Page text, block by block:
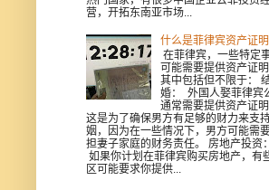
营，开拓东南亚市场...
什么是菲律宾资产证明
在菲律宾，一些特定
可能需要提供资产证明
其中包括但不限于：
婚： 外国人娶菲律宾
通常需要提供资产证明
这是为了确保男方有足够的财力来支
姻，因为在一些情况下，男方可能需
担妻子家庭的财务责任。 房地产投资：
如果你计划在菲律宾购买房地产，有
区可能要求你提供...